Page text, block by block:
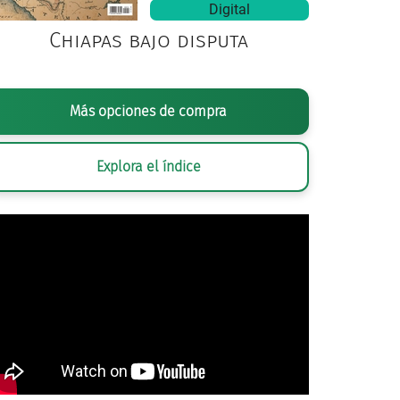
Digital
Chiapas bajo disputa
Más opciones de compra
Explora el índice